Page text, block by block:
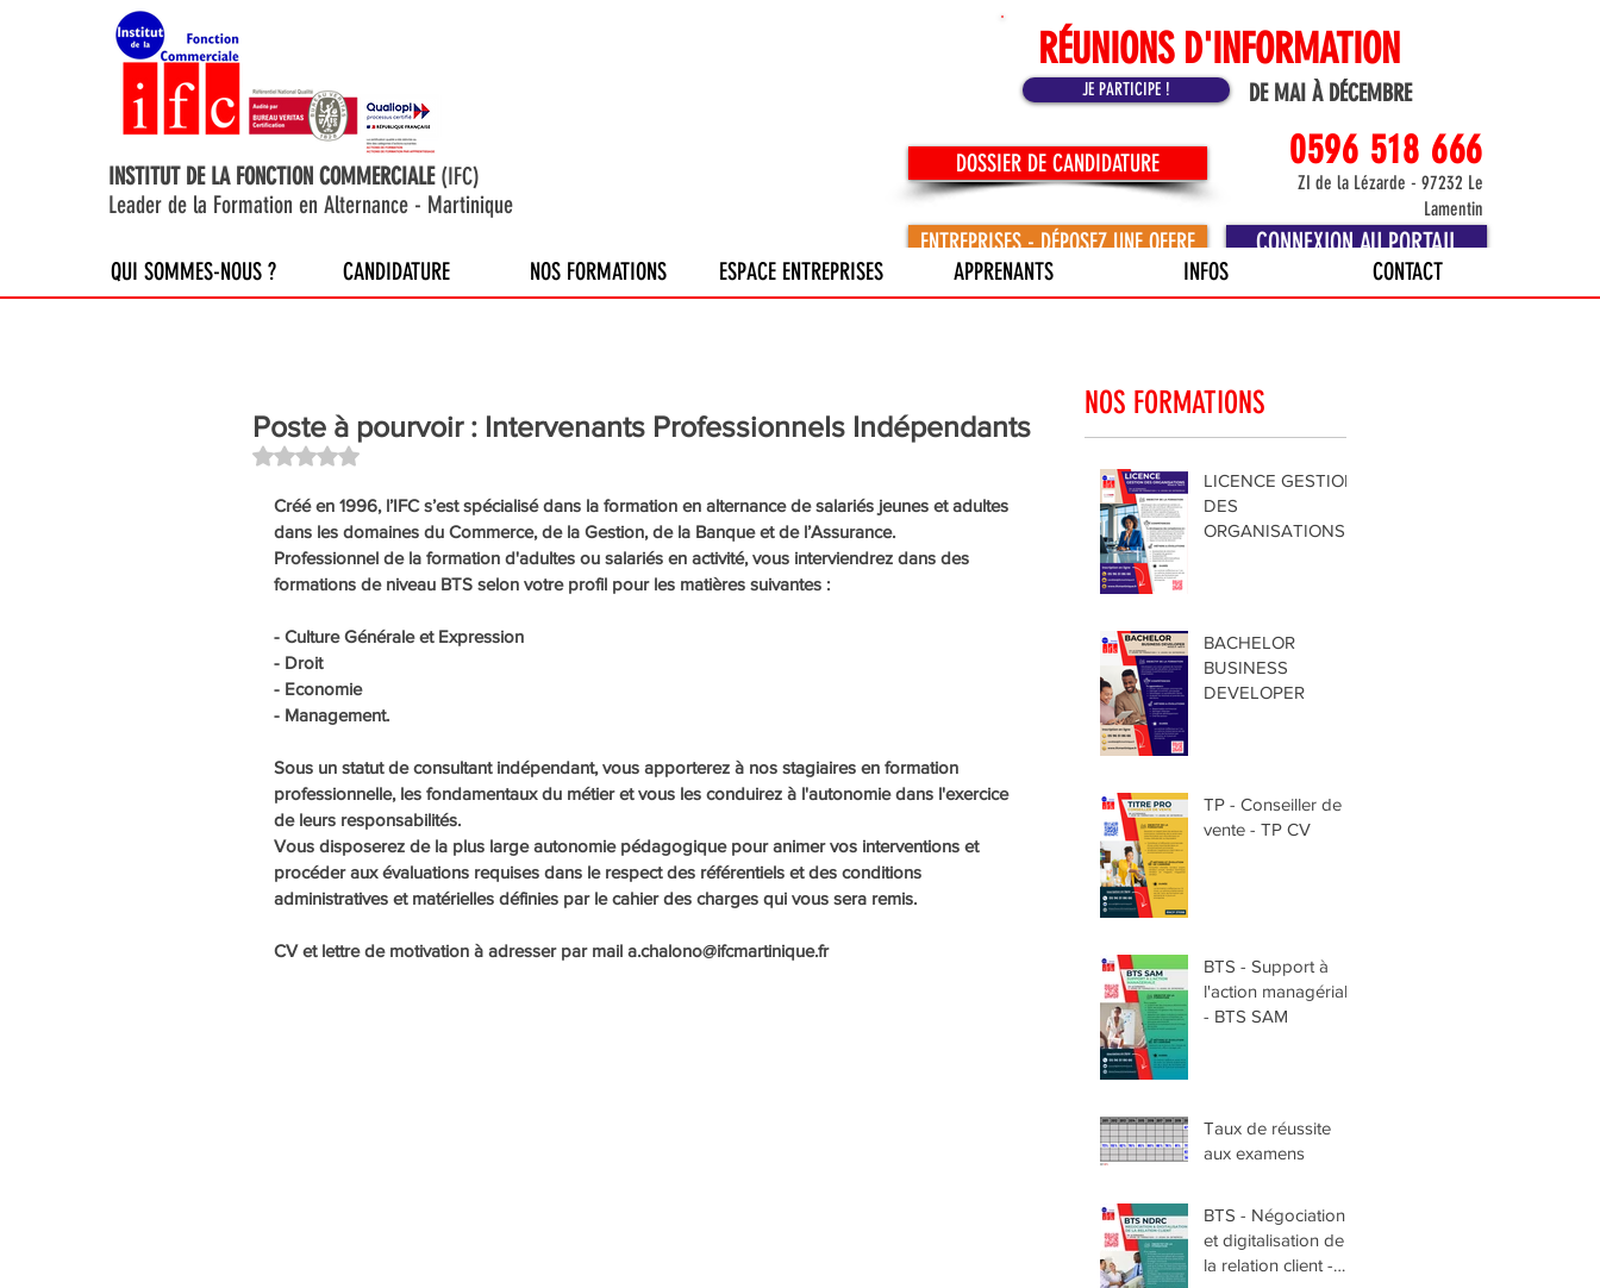
INSTITUT DE LA FONCTION COMMERCIALE(IFC)
Leader de la Formation en Alternance - Martinique
RÉUNIONS D'INFORMATION
DE MAI À DÉCEMBRE
JE PARTICIPE !
DOSSIER DE CANDIDATURE
ZI de la Lézarde - 97232 Le
Lamentin
0596 518 666
ENTREPRISES - DÉPOSEZ UNE OFFRE CONNEXION AU PORTAIL
QUI SOMMES-NOUS ? CANDIDATURE NOS FORMATIONS ESPACE ENTREPRISES APPRENANTS INFOS CONTACT
Poste à pourvoir : Intervenants ProfessionneIs Indépendants
Noté NaN étoiles sur 5.
Créé en 1996, l’IFC s’est spécialisé dans la formation en alternance de salariés jeunes et adultes
dans les domaines du Commerce, de la Gestion, de la Banque et de l’Assurance.
Professionnel de la formation d'adultes ou salariés en activité, vous interviendrez dans des
formations de niveau BTS selon votre profil pour les matières suivantes :
- Culture Générale et Expression
- Droit
- Economie
- Management.
Sous un statut de consultant indépendant, vous apporterez à nos stagiaires en formation
professionnelle, les fondamentaux du métier et vous les conduirez à l'autonomie dans l'exercice
de leurs responsabilités.
Vous disposerez de la plus large autonomie pédagogique pour animer vos interventions et
procéder aux évaluations requises dans le respect des référentiels et des conditions
administratives et matérielles définies par le cahier des charges qui vous sera remis.
CV et lettre de motivation à adresser par mail a.chalono@ifcmartinique.fr
NOS FORMATIONS
LICENCE GESTION
DES
ORGANISATIONS
BACHELOR
BUSINESS
DEVELOPER
TP - Conseiller de
vente - TP CV
BTS - Support à
l'action managériale
- BTS SAM
Taux de réussite
aux examens
BTS - Négociation
et digitalisation de
la relation client -